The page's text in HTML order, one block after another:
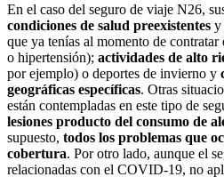
En el caso del seguro de viaje N26,
condiciones de salud preexistentes y
que ya tenías al momento de
o hipertensión); actividades de alto
por ejemplo) o deportes de invierno y
geográficas específicas. Otras
están contempladas en este tipo de
lesiones producto del consumo de
supuesto, todos los problemas que
cobertura. Por otro lado, aunque el
relacionadas con el COVID-19, no